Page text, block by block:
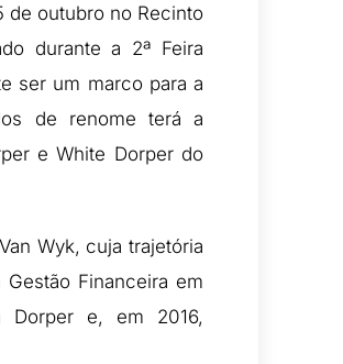
de outubro no Recinto
durante a 2ª Feira
ser um marco para a
de renome terá a
e White Dorper do
Wyk, cuja trajetória
Financeira em
Dorper e, em 2016,